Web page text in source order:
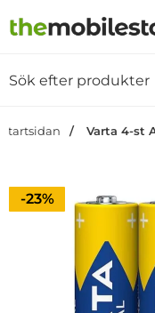
Startsidan Varta 4-st
Priset är nedsatt
-23%